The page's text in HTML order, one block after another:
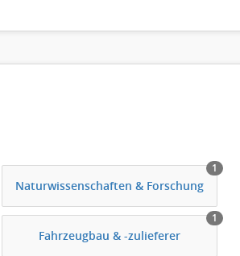
Naturwissenschaften & Forschung
1
Fahrzeugbau & -zulieferer
1